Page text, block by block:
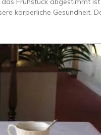
körperliche Gesundheit.